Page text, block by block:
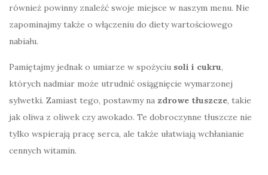
również powinny znaleźć swoje miejsce w naszym menu. Nie
zapominajmy także o włączeniu do diety wartościowego
nabiału.
Pamiętajmy jednak o umiarze w spożyciu soli i cukru,
których nadmiar może utrudnić osiągnięcie wymarzonej
sylwetki. Zamiast tego, postawmy na zdrowe tłuszcze, takie
jak oliwa z oliwek czy awokado. Te dobroczynne tłuszcze nie
tylko wspierają pracę serca, ale także ułatwiają wchłanianie
cennych witamin.